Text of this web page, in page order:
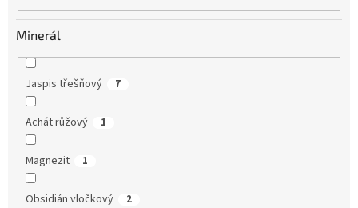
Minerál
Jaspis třešňový 7
Achát růžový 1
Magnezit 1
Obsidián vločkový 2